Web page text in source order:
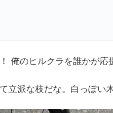
俺のヒルクラを誰かが
立派な枝だな。白っぽい